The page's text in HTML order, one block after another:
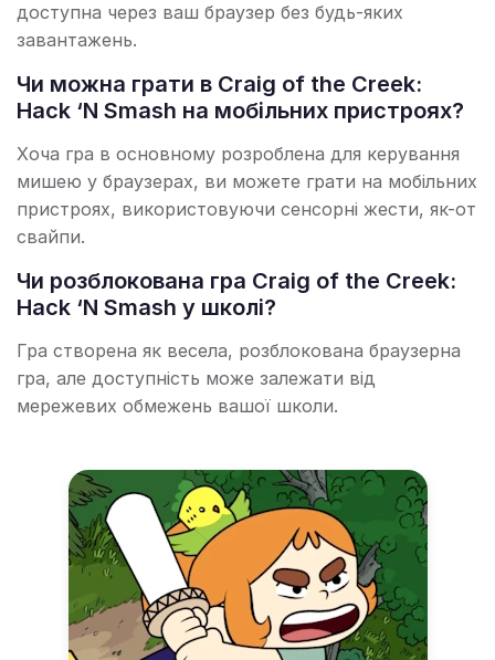
доступна через ваш браузер без будь-яких
завантажень.
Чи можна грати в Craig of the Creek:
Hack ‘N Smash на мобільних пристроях?
Хоча гра в основному розроблена для керування
мишею у браузерах, ви можете грати на мобільних
пристроях, використовуючи сенсорні жести, як-от
свайпи.
Чи розблокована гра Craig of the Creek:
Hack ‘N Smash у школі?
Гра створена як весела, розблокована браузерна
гра, але доступність може залежати від
мережевих обмежень вашої школи.